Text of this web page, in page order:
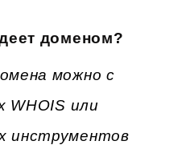
доменом?
можно с
WHOIS или
инструментов